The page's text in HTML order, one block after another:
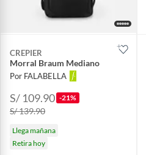
CREPIER
Morral Braum Mediano
Por FALABELLA
S/ 109.90 -21%
S/ 139.90
Llega mañana
Retira hoy